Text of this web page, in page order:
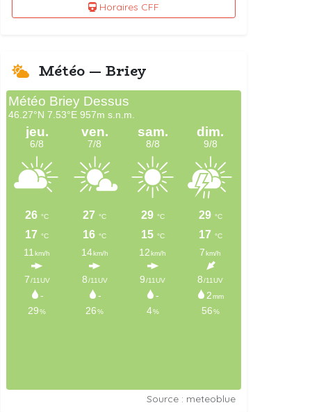
Horaires CFF
Météo — Briey
Source : meteoblue